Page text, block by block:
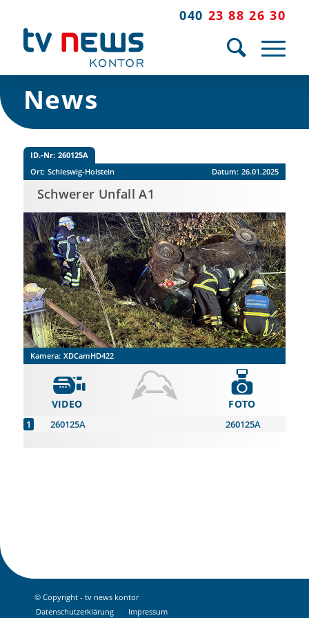
040 23 88 26 30
News
ID.-Nr: 260125A
Ort: Schleswig-Holstein Datum: 26.01.2025
Schwerer Unfall A1
Kamera: XDCamHD422
VIDEO
260125A
FOTO
260125A
© Copyright - tv news kontor
Datenschutz­erklärung
Impressum